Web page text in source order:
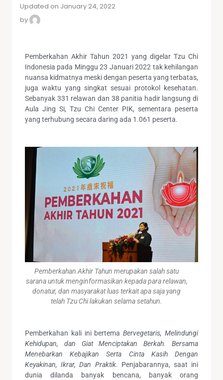
Updated on January 24, 2022
by
Pemberkahan Akhir Tahun 2021 yang digelar Tzu Chi
Indonesia pada Minggu 23 Januari 2022 tak kehilangan
nuansa kidmatnya meski dengan peserta yang terbatas,
juga waktu yang singkat sesuai protokol kesehatan.
Sebanyak 331 relawan dan 38 panitia hadir langsung di
Aula Jing Si, Tzu Chi Center PIK, sementara peserta
yang terhubung secara daring ada 1.061 peserta.
Pemberkahan Akhir Tahun merupakan salah satu
sarana untuk menginformasikan kepada para relawan,
donatur, dan masyarakat luas terkait apa saja yang
telah Tzu Chi lakukan selama setahun.
Pemberkahan kali ini bertemaBervegetaris, Melindungi
Kehidupan, dan Giat Menciptakan Berkah. Bersama
Menebarkan Kebajikan Serta Cinta Kasih Dengan
Keyakinan, Ikrar, Dan Praktik. Penjabarannya, saat ini
dunia dilanda banyak bencana, banyak orang